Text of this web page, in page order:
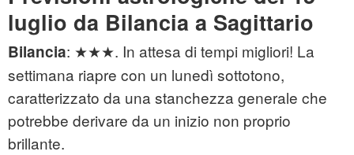
luglio da Bilancia a Sagittario
Bilancia: ★★★. In attesa di tempi migliori! La
settimana riapre con un lunedì sottotono,
caratterizzato da una stanchezza generale che
potrebbe derivare da un inizio non proprio
brillante.